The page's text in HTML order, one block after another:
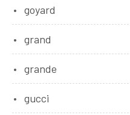
goyard
grand
grande
gucci